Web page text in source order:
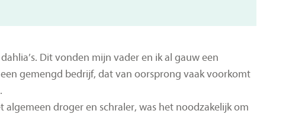
Dit vonden mijn vader en ik al gauw een
gemengd bedrijf, dat van oorsprong vaak voorkomt
droger en schraler, was het noodzakelijk om